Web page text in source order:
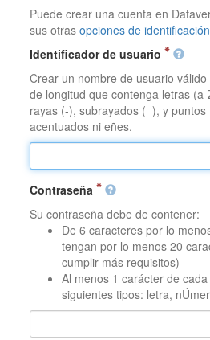
Puede crear una cuenta en
sus otrasopciones de identificación
Identificador de usuario
Crear un nombre de usuario
de longitud que contenga letras
rayas (-), subrayados (_), y
acentuados ni eñes.
Contraseña
Su contraseña debe de contener:
De 6 caracteres por lo
tengan por lo menos 20
cumplir más requisitos)
Al menos 1 carácter de
siguientes tipos: letra,